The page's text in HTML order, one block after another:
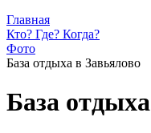
Главная
Кто? Где? Когда?
Фото
База отдыха в Завьялово
База